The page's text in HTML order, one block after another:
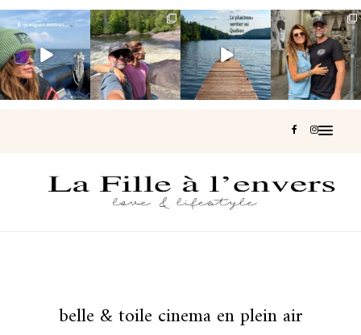
Voir une baleine
en photo, c’est
impressionnant
🐋...
Les Laurentides,
le Québec
version nature.
...
Et si je te disais
qu’il existe un
sentier où tu...
127 37
Montréal, une
très belle
surprise 🇨🇦
446
belle & toile cinema en plein air